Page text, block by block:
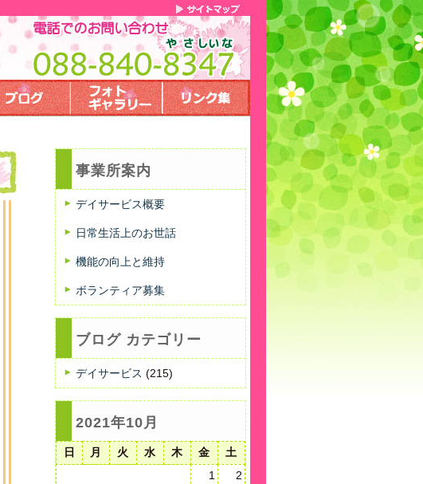
事業所案内
デイサービス概要
日常生活上のお世話
機能の向上と維持
ボランティア募集
ブログ カテゴリー
デイサービス (215)
2021年10月
日 月 火 水 木 金
土
1
2